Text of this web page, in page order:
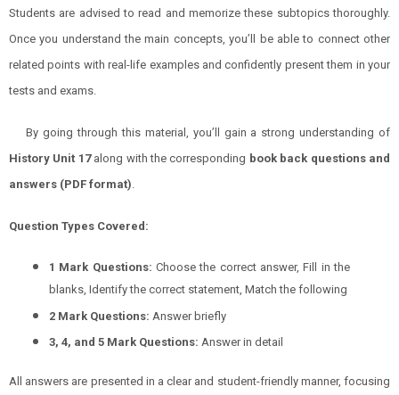
Students are advised to read and memorize these subtopics thoroughly.
Once you understand the main concepts, you’ll be able to connect other
related points with real-life examples and confidently present them in your
tests and exams.
By going through this material, you’ll gain a strong understanding of
History Unit 17along with the corresponding book back questions and
answers (PDF format).
Question Types Covered:
1 Mark Questions: Choose the correct answer, Fill in the
blanks, Identify the correct statement, Match the following
2 Mark Questions: Answer briefly
3, 4, and 5 Mark Questions: Answer in detail
All answers are presented in a clear and student-friendly manner, focusing